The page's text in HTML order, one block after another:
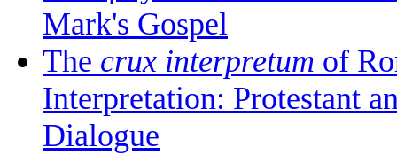
Mark's Gospel
The crux interpretum of
Interpretation: Protestant
Dialogue